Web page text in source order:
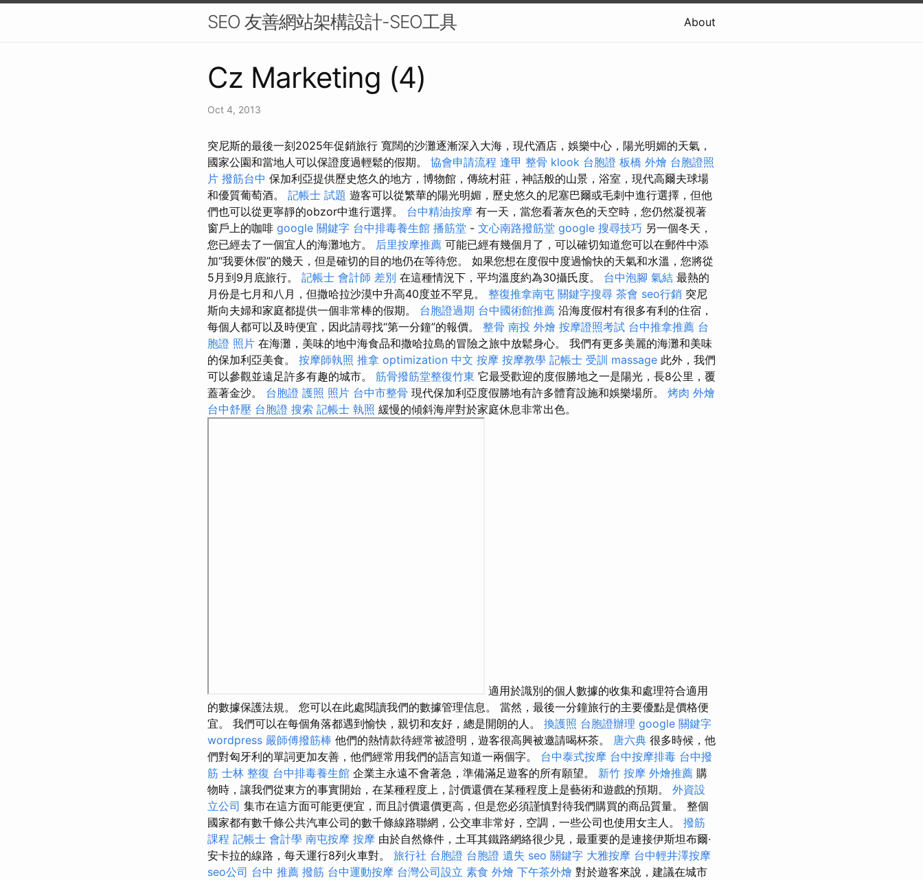
SEO 友善網站架構設計-SEO工具 About
Cz Marketing (4)
Oct 4, 2013
突尼斯的最後一刻2025年促銷旅行 寬闊的沙灘逐漸深入大海，現代酒店，娛樂中心，陽光明媚的天氣，
國家公園和當地人可以保證度過輕鬆的假期。 協會申請流程 逢甲 整骨 klook 台胞證 板橋 外燴 台胞證照
片 撥筋台中 保加利亞提供歷史悠久的地方，博物館，傳統村莊，神話般的山景，浴室，現代高爾夫球場
和優質葡萄酒。 記帳士 試題 遊客可以從繁華的陽光明媚，歷史悠久的尼塞巴爾或毛刺中進行選擇，但他
們也可以從更寧靜的obzor中進行選擇。 台中精油按摩 有一天，當您看著灰色的天空時，您仍然凝視著
窗戶上的咖啡 google 關鍵字 台中排毒養生館 播筋堂 - 文心南路撥筋堂 google 搜尋技巧 另一個冬天，
您已經去了一個宜人的海灘地方。 后里按摩推薦 可能已經有幾個月了，可以確切知道您可以在郵件中添
加“我要休假”的幾天，但是確切的目的地仍在等待您。 如果您想在度假中度過愉快的天氣和水溫，您將從
5月到9月底旅行。 記帳士 會計師 差別 在這種情況下，平均溫度約為30攝氏度。 台中泡腳 氣結 最熱的
月份是七月和八月，但撒哈拉沙漠中升高40度並不罕見。 整復推拿南屯 關鍵字搜尋 茶會 seo行銷 突尼
斯向夫婦和家庭都提供一個非常棒的假期。 台胞證過期 台中國術館推薦 沿海度假村有很多有利的住宿，
每個人都可以及時便宜，因此請尋找“第一分鐘”的報價。 整骨 南投 外燴 按摩證照考試 台中推拿推薦 台
胞證 照片 在海灘，美味的地中海食品和撒哈拉島的冒險之旅中放鬆身心。 我們有更多美麗的海灘和美味
的保加利亞美食。 按摩師執照 推拿 optimization 中文 按摩 按摩教學 記帳士 受訓 massage 此外，我們
可以參觀並遠足許多有趣的城市。 筋骨撥筋堂整復竹東 它最受歡迎的度假勝地之一是陽光，長8公里，覆
蓋著金沙。 台胞證 護照 照片 台中市整骨 現代保加利亞度假勝地有許多體育設施和娛樂場所。 烤肉 外燴
台中舒壓 台胞證 搜索 記帳士 執照 緩慢的傾斜海岸對於家庭休息非常出色。
適用於識別的個人數據的收集和處理符合適用
的數據保護法規。 您可以在此處閱讀我們的數據管理信息。 當然，最後一分鐘旅行的主要優點是價格便
宜。 我們可以在每個角落都遇到愉快，親切和友好，總是開朗的人。 換護照 台胞證辦理 google 關鍵字
wordpress 嚴師傅撥筋棒 他們的熱情款待經常被證明，遊客很高興被邀請喝杯茶。 唐六典 很多時候，他
們對匈牙利的單詞更加友善，他們經常用我們的語言知道一兩個字。 台中泰式按摩 台中按摩排毒 台中撥
筋 士林 整復 台中排毒養生館 企業主永遠不會著急，準備滿足遊客的所有願望。 新竹 按摩 外燴推薦 購
物時，讓我們從東方的事實開始，在某種程度上，討價還價在某種程度上是藝術和遊戲的預期。 外資設
立公司 集市在這方面可能更便宜，而且討價還價更高，但是您必須謹慎對待我們購買的商品質量。 整個
國家都有數千條公共汽車公司的數千條線路聯網，公交車非常好，空調，一些公司也使用女主人。 撥筋
課程 記帳士 會計學 南屯按摩 按摩 由於自然條件，土耳其鐵路網絡很少見，最重要的是連接伊斯坦布爾·
安卡拉的線路，每天運行8列火車對。 旅行社 台胞證 台胞證 遺失 seo 關鍵字 大雅按摩 台中輕井澤按摩
seo公司 台中 推薦 撥筋 台中運動按摩 台灣公司設立 素食 外燴 下午茶外燴 對於遊客來說，建議在城市